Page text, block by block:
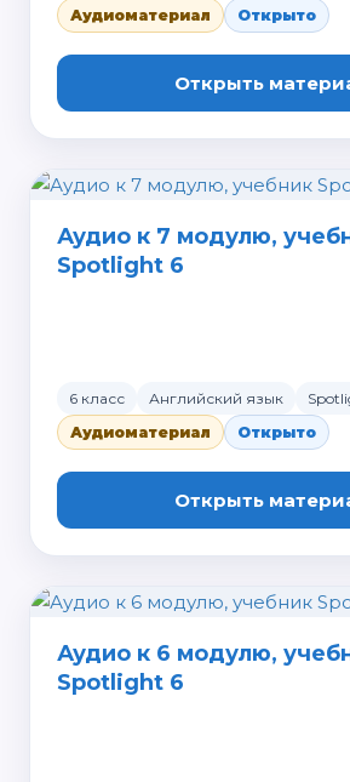
Аудиоматериал Открыто
Открыть
Аудио к 7 модулю,
Spotlight 6
6 класс Английский язык
Аудиоматериал
Открыто
Открыть
Аудио к 6 модулю,
Spotlight 6